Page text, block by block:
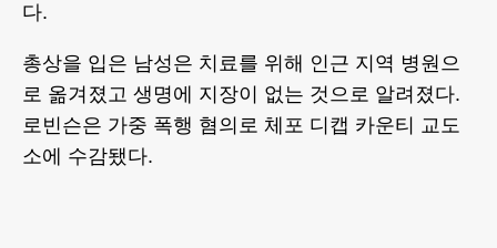
다.
총상을 입은 남성은 치료를 위해 인근 지역 병원으
로 옮겨졌고 생명에 지장이 없는 것으로 알려졌다.
로빈슨은 가중 폭행 혐의로 체포 디캡 카운티 교도
소에 수감됐다.